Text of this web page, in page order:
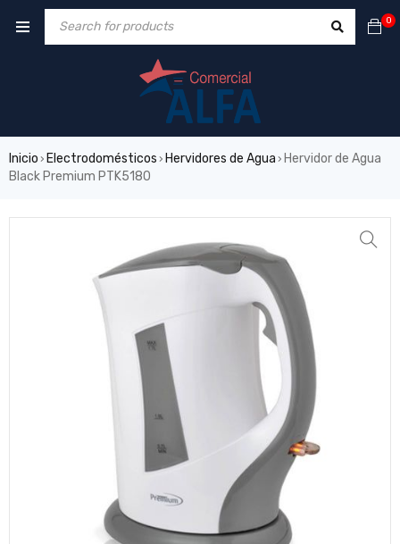
0
Inicio › Electrodomésticos › Hervidores de Agua › Hervidor de Agua
Black Premium PTK5180